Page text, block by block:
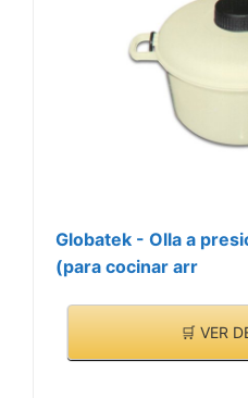
Globatek - Olla a
(para cocinar arr
🛒 VER